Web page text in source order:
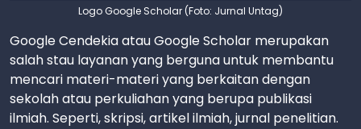
Logo Google Scholar (Foto: Jurnal Untag)
Google Cendekia atau Google Scholar merupakan
salah stau layanan yang berguna untuk membantu
mencari materi-materi yang berkaitan dengan
sekolah atau perkuliahan yang berupa publikasi
ilmiah. Seperti, skripsi, artikel ilmiah, jurnal penelitian.